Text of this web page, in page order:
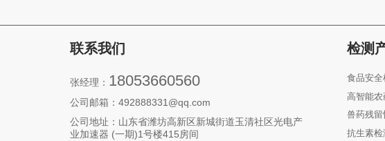
联系我们
张经理： 18053660560
公司邮箱：492888331@qq.com‬
公司地址：山东省潍坊高新区新城街道玉清社区光电产
业加速器 (一期)1号楼415房间
检测
食品安全
高智能农
兽药残留
抗生素检